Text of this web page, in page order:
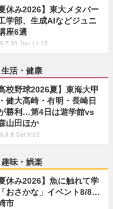
夏休み2026】東大メタバー
学部、生成AIなどジュニ
座6選
Thu 11:15
生活・健康
高校野球2026夏】東海大甲
健大高崎・有明・長崎日
勝利…第4日は遊学館vs
山田ほか
Sat 9:52
趣味・娯楽
夏休み2026】魚に触れて学
おさかな」イベント8/8…
市